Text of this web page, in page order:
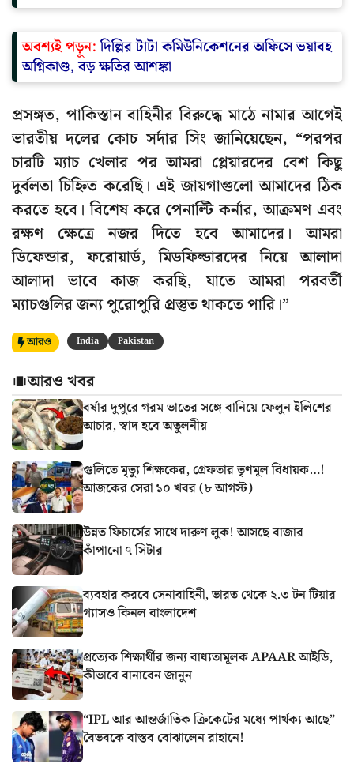
অবশ্যই পড়ুন:দিল্লির টাটা কমিউনিকেশনের অফিসে ভয়াবহ
অগ্নিকাণ্ড, বড় ক্ষতির আশঙ্কা
প্রসঙ্গত, পাকিস্তান বাহিনীর বিরুদ্ধে মাঠে নামার আগেই
ভারতীয় দলের কোচ সর্দার সিং জানিয়েছেন, “পরপর
চারটি ম্যাচ খেলার পর আমরা প্লেয়ারদের বেশ কিছু
দুর্বলতা চিহ্নিত করেছি। এই জায়গাগুলো আমাদের ঠিক
করতে হবে। বিশেষ করে পেনাল্টি কর্নার, আক্রমণ এবং
রক্ষণ ক্ষেত্রে নজর দিতে হবে আমাদের। আমরা
ডিফেন্ডার, ফরোয়ার্ড, মিডফিল্ডারদের নিয়ে আলাদা
আলাদা ভাবে কাজ করছি, যাতে আমরা পরবর্তী
ম্যাচগুলির জন্য পুরোপুরি প্রস্তুত থাকতে পারি।”
আরও India Pakistan
আরও খবর
বর্ষার দুপুরে গরম ভাতের সঙ্গে বানিয়ে ফেলুন ইলিশের
আচার, স্বাদ হবে অতুলনীয়
গুলিতে মৃত্যু শিক্ষকের, গ্রেফতার তৃণমূল বিধায়ক…!
আজকের সেরা ১০ খবর (৮ আগস্ট)
উন্নত ফিচার্সের সাথে দারুণ লুক! আসছে বাজার
কাঁপানো ৭ সিটার
ব্যবহার করবে সেনাবাহিনী, ভারত থেকে ২.৩ টন টিয়ার
গ্যাসও কিনল বাংলাদেশ
প্রত্যেক শিক্ষার্থীর জন্য বাধ্যতামূলক APAAR আইডি,
কীভাবে বানাবেন জানুন
“IPL আর আন্তর্জাতিক ক্রিকেটের মধ্যে পার্থক্য আছে”
বৈভবকে বাস্তব বোঝালেন রাহানে!